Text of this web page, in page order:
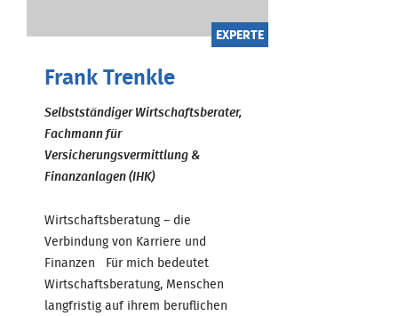
EXPERTE
Frank Trenkle
Selbstständiger Wirtschaftsberater,
Fachmann für
Versicherungsvermittlung &
Finanzanlagen (IHK)
Wirtschaftsberatung – die
Verbindung von Karriere und
Finanzen Für mich bedeutet
Wirtschaftsberatung, Menschen
langfristig auf ihrem beruflichen